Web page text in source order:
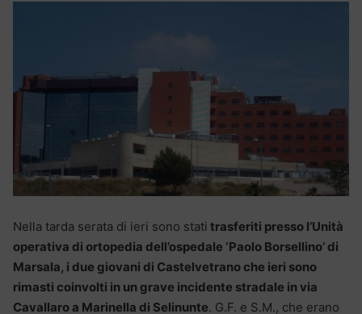
Nella tarda serata di ieri sono stati trasferiti presso l’Unità
operativa di ortopedia dell’ospedale ‘Paolo Borsellino’ di
Marsala, i due giovani di Castelvetrano che ieri sono
rimasti coinvolti in un grave incidente stradale in via
Cavallaro a Marinella di Selinunte. G.F. e S.M., che erano